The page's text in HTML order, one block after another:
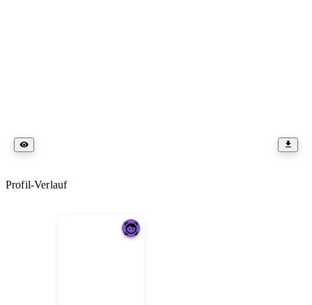
Profil-Verlauf